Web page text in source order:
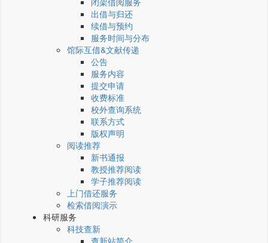
出借与归还
续借与预约
服务时间与分布
馆际互借&文献传递
公告
服务内容
提交申请
收费标准
校外查询系统
联系方式
版权声明
阅读推荐
新书通报
教授推荐阅读
学子推荐阅读
上门借还服务
检索借阅演示
科研服务
科技查新